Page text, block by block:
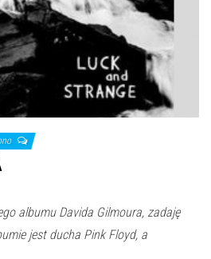
albumu Davida Gilmoura, zadaję
jest ducha Pink Floyd, a